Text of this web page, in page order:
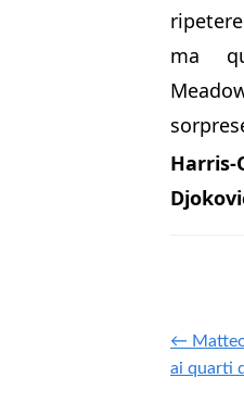
ma
Harris-
← Matteo
ai quarti